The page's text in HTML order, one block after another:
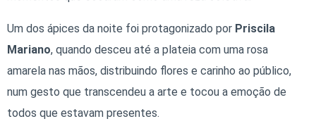
Um dos ápices da noite foi protagonizado por Priscila
Mariano, quando desceu até a plateia com uma rosa
amarela nas mãos, distribuindo flores e carinho ao público,
num gesto que transcendeu a arte e tocou a emoção de
todos que estavam presentes.